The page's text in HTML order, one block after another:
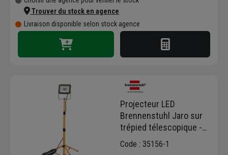
Opter pour Brennenstuhl, c'est investir dans
du matériel durable qui ne vous fera pas
défaut. Chaque produit est testé pour garantir
une longévité maximale, même en usage
intensif.
équipez vos chantiers avec la puissance et la
fiabilité de la marque Brennenstuhl disponible
dès maintenant sur Chausson.fr !
Trouver du stock en agence
Livraison disponible selon stock agence
Projecteur LED
Brennenstuhl Jaro sur
trépied télescopique -
hauteur max 1,80 m -
Code : 35156-1